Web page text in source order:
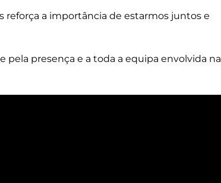
reforça a importância de estarmos juntos e
pela presença e a toda a equipa envolvida na